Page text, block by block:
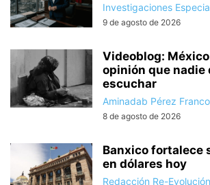
Investigaciones
9 de agosto de 2026
Videoblog:
opinión que nadie
escuchar
Aminadab Pérez Franco
8 de agosto de 2026
Banxico fortalece
en dólares hoy
Redacción Re-Evolución